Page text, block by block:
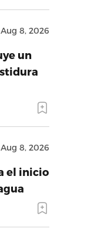
Aug 8, 2026
un
Aug 8, 2026
el inicio